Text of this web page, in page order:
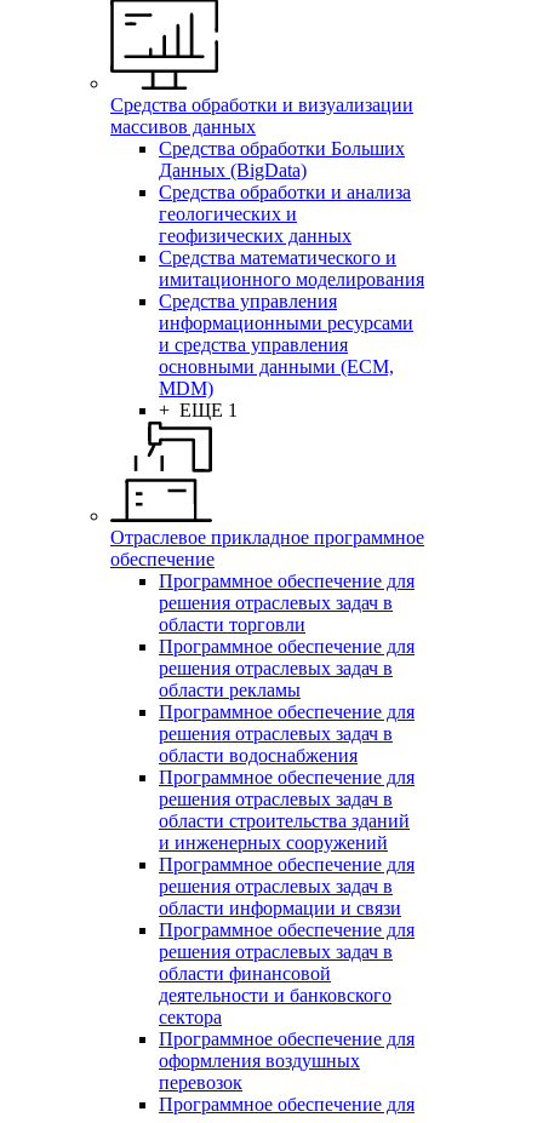
Средства обработки и визуализации
массивов данных
Средства обработки Больших
Данных (BigData)
Средства обработки и анализа
геологических и
геофизических данных
Средства математического и
имитационного моделирования
Средства управления
информационными ресурсами
и средства управления
основными данными (ECM,
MDM)
+ ЕЩЕ 1
Отраслевое прикладное программное
обеспечение
Программное обеспечение для
решения отраслевых задач в
области торговли
Программное обеспечение для
решения отраслевых задач в
области рекламы
Программное обеспечение для
решения отраслевых задач в
области водоснабжения
Программное обеспечение для
решения отраслевых задач в
области строительства зданий
и инженерных сооружений
Программное обеспечение для
решения отраслевых задач в
области информации и связи
Программное обеспечение для
решения отраслевых задач в
области финансовой
деятельности и банковского
сектора
Программное обеспечение для
оформления воздушных
перевозок
Программное обеспечение для